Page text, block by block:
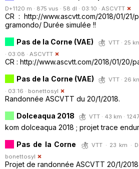
D+1120 m · 875 vus · 58 dl · 03:10 · ASCVTT
CR : http://www.ascvtt.com/2018/01/
gramondo/ Durée simulée !!
Pas de la Corne (VAE)
VTT · 25
· 03:08 · ASCVTT
CR : http://www.ascvtt.com/2018/01/
Pas de la Corne (VAE)
VTT · 26
· 03:16 · bonettosyl
Randonnée ASCVTT du 20/1/2018.
Dolceaqua 2018
VTT · 43 km ·
kom dolceaqua 2018 ; projet trace
Pas de la Corne
VTT · 23 km ·
bonettosyl
Projet de randonnée ASCVTT 20/1/2018